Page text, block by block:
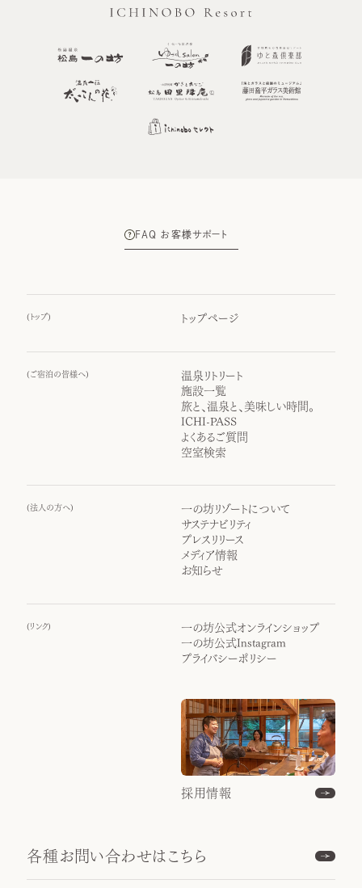
FAQ お客様サポート
( トップ) トップページ
( ご宿泊の皆様へ)
温泉リトリート
施設一覧
旅と、温泉と、美味しい時間。
ICHI-PASS
よくあるご質問
空室検索
(法人の方へ)
一の坊リゾートについて
サステナビリティ
プレスリリース
メディア情報
お知らせ
( リンク)
一の坊公式オンラインショップ
一の坊公式Instagram
プライバシーポリシー
採用情報
各種お問い合わせはこちら